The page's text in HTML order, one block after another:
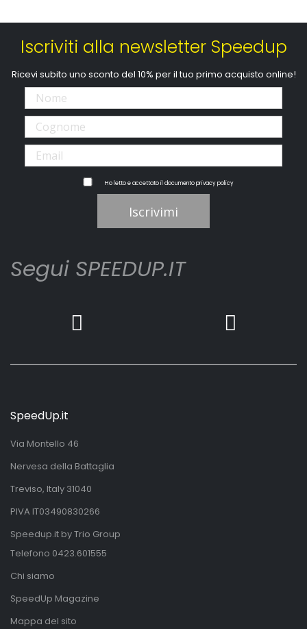
Iscriviti alla newsletter Speedup
Ricevi subito uno sconto del 10% per il tuo primo acquisto online!
Ho letto e accettato il documentoprivacy policy
Iscrivimi
Segui SPEEDUP.IT
SpeedUp.it
Via Montello 46
Nervesa della Battaglia
Treviso, Italy 31040
PIVA IT03490830266
Speedup.it by Trio Group
Telefono 0423.601555
Chi siamo
SpeedUp Magazine
Mappa del sito